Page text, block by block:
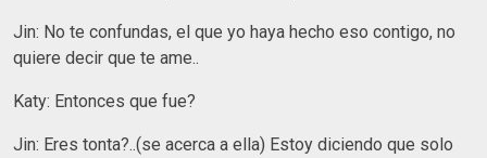
Jin: No te confundas, el que yo haya hecho eso contigo, no
quiere decir que te ame..
Katy: Entonces que fue?
Jin: Eres tonta?..(se acerca a ella) Estoy diciendo que solo